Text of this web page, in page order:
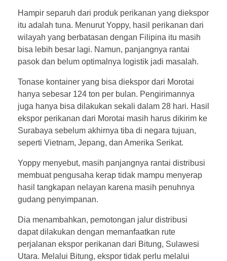
Hampir separuh dari produk perikanan yang diekspor
itu adalah tuna. Menurut Yoppy, hasil perikanan dari
wilayah yang berbatasan dengan Filipina itu masih
bisa lebih besar lagi. Namun, panjangnya rantai
pasok dan belum optimalnya logistik jadi masalah.
Tonase kontainer yang bisa diekspor dari Morotai
hanya sebesar 124 ton per bulan. Pengirimannya
juga hanya bisa dilakukan sekali dalam 28 hari. Hasil
ekspor perikanan dari Morotai masih harus dikirim ke
Surabaya sebelum akhirnya tiba di negara tujuan,
seperti Vietnam, Jepang, dan Amerika Serikat.
Yoppy menyebut, masih panjangnya rantai distribusi
membuat pengusaha kerap tidak mampu menyerap
hasil tangkapan nelayan karena masih penuhnya
gudang penyimpanan.
Dia menambahkan, pemotongan jalur distribusi
dapat dilakukan dengan memanfaatkan rute
perjalanan ekspor perikanan dari Bitung, Sulawesi
Utara. Melalui Bitung, ekspor tidak perlu melalui